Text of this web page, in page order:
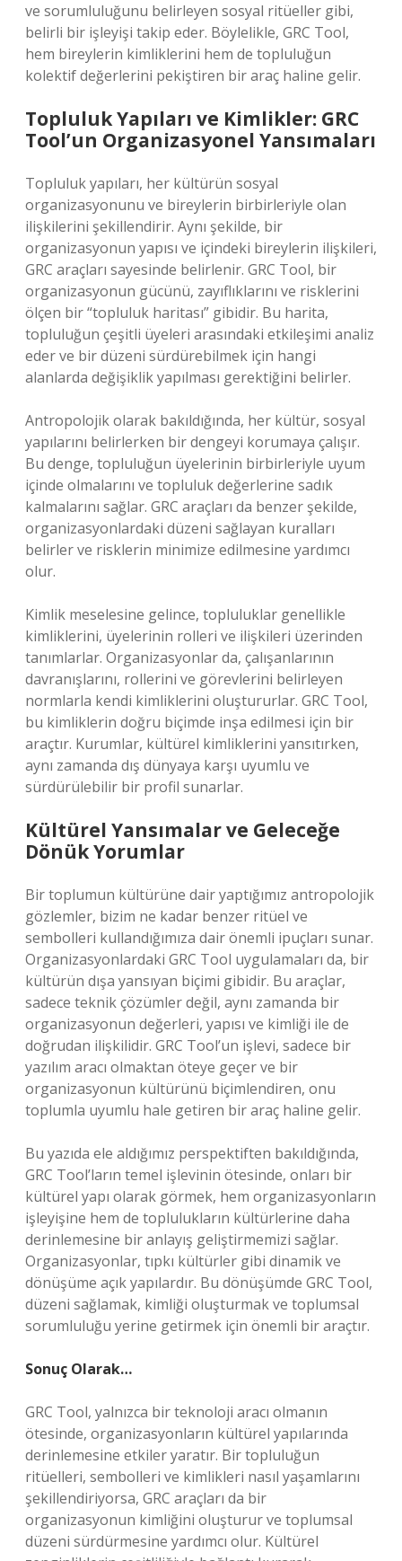
ve sorumluluğunu belirleyen sosyal ritüeller gibi,
belirli bir işleyişi takip eder. Böylelikle, GRC Tool,
hem bireylerin kimliklerini hem de topluluğun
kolektif değerlerini pekiştiren bir araç haline gelir.
Topluluk Yapıları ve Kimlikler: GRC
Tool’un Organizasyonel Yansımaları
Topluluk yapıları, her kültürün sosyal
organizasyonunu ve bireylerin birbirleriyle olan
ilişkilerini şekillendirir. Aynı şekilde, bir
organizasyonun yapısı ve içindeki bireylerin ilişkileri,
GRC araçları sayesinde belirlenir. GRC Tool, bir
organizasyonun gücünü, zayıflıklarını ve risklerini
ölçen bir “topluluk haritası” gibidir. Bu harita,
topluluğun çeşitli üyeleri arasındaki etkileşimi analiz
eder ve bir düzeni sürdürebilmek için hangi
alanlarda değişiklik yapılması gerektiğini belirler.
Antropolojik olarak bakıldığında, her kültür, sosyal
yapılarını belirlerken bir dengeyi korumaya çalışır.
Bu denge, topluluğun üyelerinin birbirleriyle uyum
içinde olmalarını ve topluluk değerlerine sadık
kalmalarını sağlar. GRC araçları da benzer şekilde,
organizasyonlardaki düzeni sağlayan kuralları
belirler ve risklerin minimize edilmesine yardımcı
olur.
Kimlik meselesine gelince, topluluklar genellikle
kimliklerini, üyelerinin rolleri ve ilişkileri üzerinden
tanımlarlar. Organizasyonlar da, çalışanlarının
davranışlarını, rollerini ve görevlerini belirleyen
normlarla kendi kimliklerini oluştururlar. GRC Tool,
bu kimliklerin doğru biçimde inşa edilmesi için bir
araçtır. Kurumlar, kültürel kimliklerini yansıtırken,
aynı zamanda dış dünyaya karşı uyumlu ve
sürdürülebilir bir profil sunarlar.
Kültürel Yansımalar ve Geleceğe
Dönük Yorumlar
Bir toplumun kültürüne dair yaptığımız antropolojik
gözlemler, bizim ne kadar benzer ritüel ve
sembolleri kullandığımıza dair önemli ipuçları sunar.
Organizasyonlardaki GRC Tool uygulamaları da, bir
kültürün dışa yansıyan biçimi gibidir. Bu araçlar,
sadece teknik çözümler değil, aynı zamanda bir
organizasyonun değerleri, yapısı ve kimliği ile de
doğrudan ilişkilidir. GRC Tool’un işlevi, sadece bir
yazılım aracı olmaktan öteye geçer ve bir
organizasyonun kültürünü biçimlendiren, onu
toplumla uyumlu hale getiren bir araç haline gelir.
Bu yazıda ele aldığımız perspektiften bakıldığında,
GRC Tool’ların temel işlevinin ötesinde, onları bir
kültürel yapı olarak görmek, hem organizasyonların
işleyişine hem de toplulukların kültürlerine daha
derinlemesine bir anlayış geliştirmemizi sağlar.
Organizasyonlar, tıpkı kültürler gibi dinamik ve
dönüşüme açık yapılardır. Bu dönüşümde GRC Tool,
düzeni sağlamak, kimliği oluşturmak ve toplumsal
sorumluluğu yerine getirmek için önemli bir araçtır.
Sonuç Olarak…
GRC Tool, yalnızca bir teknoloji aracı olmanın
ötesinde, organizasyonların kültürel yapılarında
derinlemesine etkiler yaratır. Bir topluluğun
ritüelleri, sembolleri ve kimlikleri nasıl yaşamlarını
şekillendiriyorsa, GRC araçları da bir
organizasyonun kimliğini oluşturur ve toplumsal
düzeni sürdürmesine yardımcı olur. Kültürel